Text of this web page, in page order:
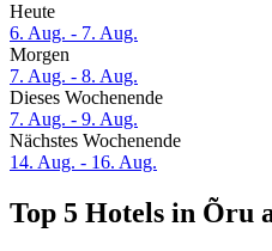
Heute
6. Aug. - 7. Aug.
Morgen
7. Aug. - 8. Aug.
Dieses Wochenende
7. Aug. - 9. Aug.
Nächstes Wochenende
14. Aug. - 16. Aug.
Top 5 Hotels in Õru